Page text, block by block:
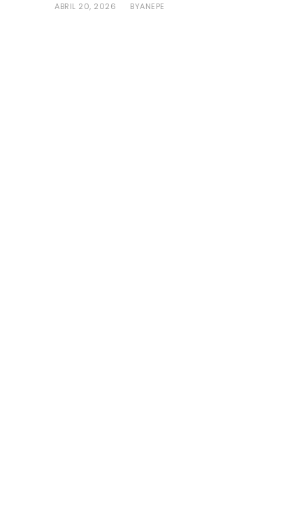
ABRIL 20, 2026 BYANEPE